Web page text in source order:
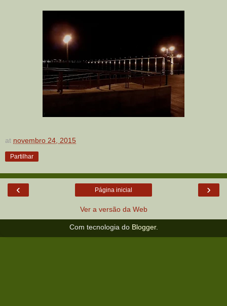
at novembro 24, 2015
Partilhar
‹ ›
Página inicial
Ver a versão da Web
Com tecnologia do Blogger.